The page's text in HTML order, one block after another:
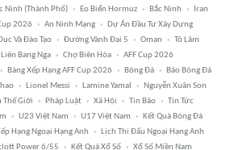
Ninh (thành Phố) Eo Biển Hormuz Bắc Ninh
Iran
2026 An Ninh Mạng
Dự Án Đầu Tư Xây Dựng
Và Đào Tạo Đường Vành Đai 5 Oman
Tô Lâm
Liên Bang Nga Chợ Biên Hòa
AFF Cup 2026
Bảng Xếp Hạng AFF Cup 2026 Bóng Đá
Báo Bóng Đá
Lionel Messi Lamine Yamal
Nguyễn Xuân Son
Thế Giới Pháp Luật Xã Hội Tin Bão
Tin Tức
U23 Việt Nam U17 Việt Nam
Kết Quả Bóng Đá
Hạng Ngoại Hạng Anh
Lịch Thi Đấu Ngoại Hạng Anh
Power 6/55 Kết Quả Xổ Số Xổ Số Miền Nam